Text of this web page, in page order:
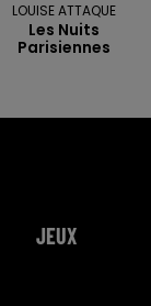
LOUISE ATTAQUE
Les Nuits
Parisiennes
JEUX